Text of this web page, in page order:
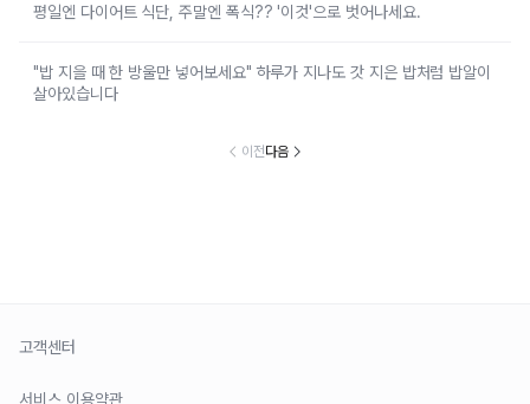
평일엔 다이어트 식단, 주말엔 폭식?? '이것'으로 벗어나세요.
"밥 지을 때 한 방울만 넣어보세요" 하루가 지나도 갓 지은 밥처럼 밥알이
살아있습니다
이전다음
고객센터
서비스 이용약관